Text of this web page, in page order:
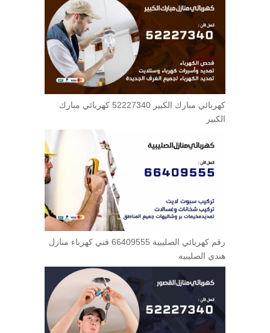
كهربائي مبارك الكبير 52227340 كهربائي مبارك
الكبير
رقم كهربائي الصليبية 66409555 فني كهرباء منازل
هندي الصليبيه